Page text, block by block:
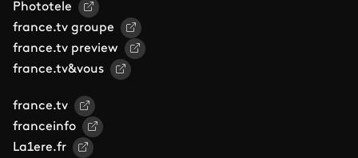
Phototele
france.tv groupe
france.tv preview
france.tv&vous
france.tv
franceinfo
La1ere.fr